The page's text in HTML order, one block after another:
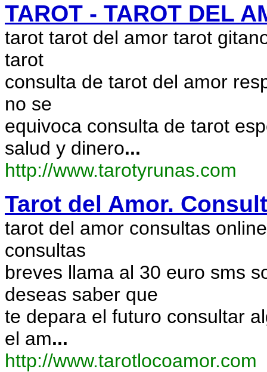
TAROT - TAROT DEL
tarot tarot del amor tarot
tarot
consulta de tarot del amor
no se
equivoca consulta de tarot
salud y dinero...
http://www.tarotyrunas.com
Tarot del Amor.
tarot del amor consultas
consultas
breves llama al 30 euro sms
deseas saber que
te depara el futuro consultar
el am...
http://www.tarotlocoamor.com